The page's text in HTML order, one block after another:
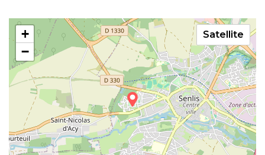
+
−
Satellite